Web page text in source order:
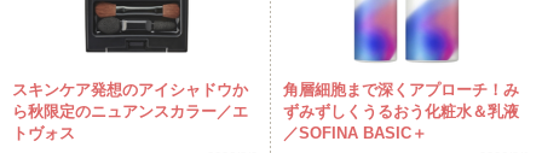
スキンケア発想のアイシャドウか
ら秋限定のニュアンスカラー／エ
トヴォス
角層細胞まで深くアプローチ！み
ずみずしくうるおう化粧水＆乳液
／SOFINA BASIC＋